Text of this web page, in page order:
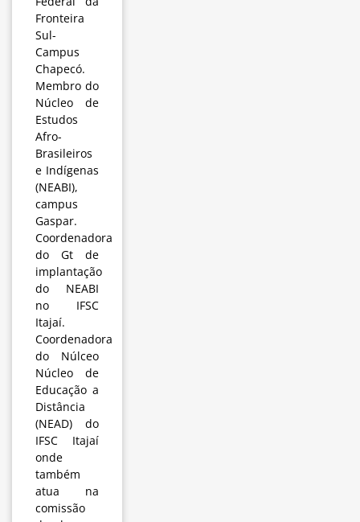
Fronteira
Sul-
Campus
Chapecó.
Membro do
Núcleo de
Estudos
Afro-
Brasileiros
e Indígenas
(NEABI),
campus
Gaspar.
Coordenadora
do Gt de
implantação
do NEABI
no IFSC
Itajaí.
Coordenadora
do Núlceo
Núcleo de
Educação a
Distância
(NEAD) do
IFSC Itajaí
onde
também
atua na
comissão